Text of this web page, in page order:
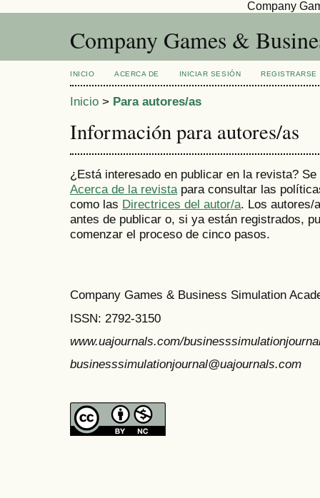
Company
Company Games &
INICIO ACERCA DE INICIAR SESIÓN REGISTRARSE
Inicio > Para autores/as
Información para autores/as
¿Está interesado en publicar en la revista?
Acerca de la revista para consultar las
como las Directrices del autor/a. Los autores/
antes de publicar o, si ya están registrados,
comenzar el proceso de cinco pasos.
Company Games & Business Simulation
ISSN: 2792-3150
www.uajournals.com/
businesssimulationjournal@uajournals.com